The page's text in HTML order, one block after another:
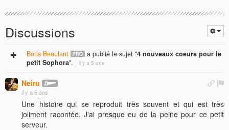
Discussions
Boris Beaulant a publié le sujet "4 nouveaux coeurs pour le
petit Sophora". il y a 5 ans
Neiru
il y a 5 ans
Une histoire qui se reproduit très souvent et qui est très
joliment racontée. J'ai presque eu de la peine pour ce petit
serveur.